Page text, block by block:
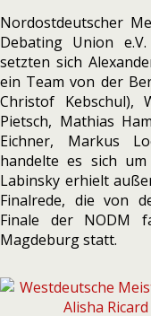
Nordostdeutscher
Debating Union
setzten sich
ein Team von der
Christof Kebschul),
Pietsch, Mathias
Eichner, Markus
handelte es sich um
Labinsky erhielt
Finalrede, die von
Finale der NODM
Magdeburg statt.